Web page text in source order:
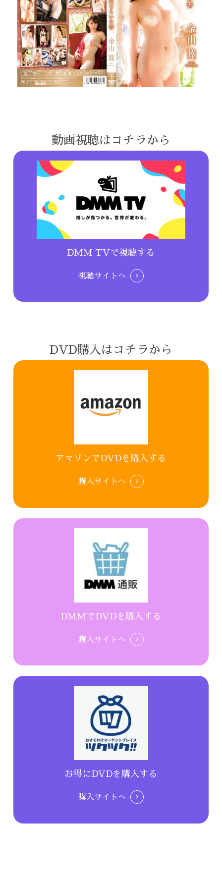
動画視聴はコチラから
DMM TVで視聴する
視聴サイトへ
DVD購入はコチラから
アマゾンでDVDを購入する
購入サイトへ
DMMでDVDを購入する
購入サイトへ
お得にDVDを購入する
購入サイトへ